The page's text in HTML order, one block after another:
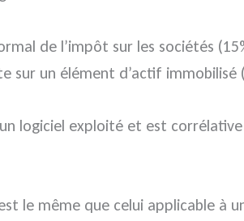
de l’impôt sur les sociétés
sur un élément d’actif
logiciel exploité et est
le même que celui applicable à